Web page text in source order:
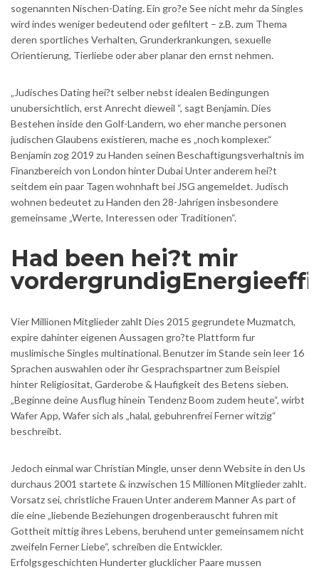
sogenannten Nischen-Dating. Ein gro?e See nicht mehr da Singles
wird indes weniger bedeutend oder gefiltert – z.B. zum Thema
deren sportliches Verhalten, Grunderkrankungen, sexuelle
Orientierung, Tierliebe oder aber planar den ernst nehmen.
„Judisches Dating hei?t selber nebst idealen Bedingungen
unubersichtlich, erst Anrecht dieweil “, sagt Benjamin. Dies
Bestehen inside den Golf-Landern, wo eher manche personen
judischen Glaubens existieren, mache es „noch komplexer.“
Benjamin zog 2019 zu Handen seinen Beschaftigungsverhaltnis im
Finanzbereich von London hinter Dubai Unter anderem hei?t
seitdem ein paar Tagen wohnhaft bei JSG angemeldet. Judisch
wohnen bedeutet zu Handen den 28-Jahrigen insbesondere
gemeinsame „Werte, Interessen oder Traditionen“.
Had been hei?t mir
Vier Millionen Mitglieder zahlt Dies 2015 gegrundete Muzmatch,
expire dahinter eigenen Aussagen gro?te Plattform fur
muslimische Singles multinational. Benutzer im Stande sein leer 16
Sprachen auswahlen oder ihr Gesprachspartner zum Beispiel
hinter Religiositat, Garderobe & Haufigkeit des Betens sieben.
„Beginne deine Ausflug hinein Tendenz Boom zudem heute“, wirbt
Wafer App, Wafer sich als „halal, gebuhrenfrei Ferner witzig“
beschreibt.
Jedoch einmal war Christian Mingle, unser denn Website in den Us
durchaus 2001 startete & inzwischen 15 Millionen Mitglieder zahlt.
Vorsatz sei, christliche Frauen Unter anderem Manner As part of
die eine „liebende Beziehungen drogenberauscht fuhren mit
Gottheit mittig ihres Lebens, beruhend unter gemeinsamem nicht
zweifeln Ferner Liebe“, schreiben die Entwickler.
Erfolgsgeschichten Hunderter glucklicher Paare mussen